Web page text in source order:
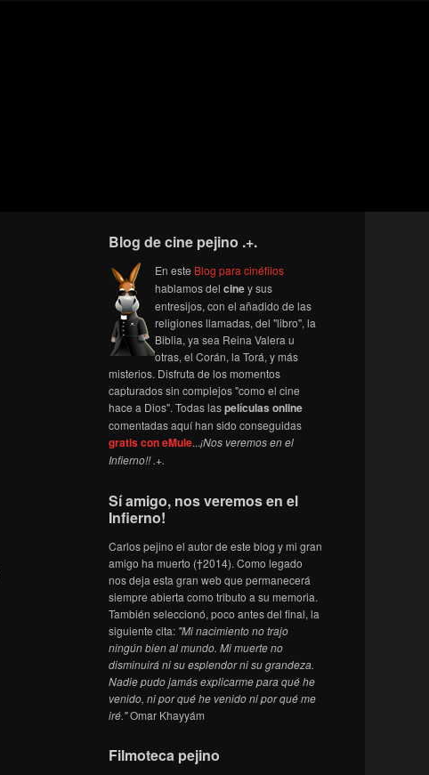
Blog de cine pejino .+.
En este Blog para cinéfilos
hablamos del ciney sus
entresijos, con el añadido de las
religiones llamadas, del "libro", la
Biblia, ya sea Reina Valera u
otras, el Corán, la Torá, y más
misterios. Disfruta de los momentos
capturados sin complejos "como el cine
hace a Dios". Todas laspelículas online
comentadas aquí han sido conseguidas
gratis con eMule...¡Nos veremos en el
Infierno!! .+.
Sí amigo, nos veremos en el
Infierno!
Carlos pejino el autor de este blog y mi gran
amigo ha muerto (†2014). Como legado
nos deja esta gran web que permanecerá
siempre abierta como tributo a su memoria.
También seleccionó, poco antes del final, la
siguiente cita: "Mi nacimiento no trajo
ningún bien al mundo. Mi muerte no
disminuirá ni su esplendor ni su grandeza.
Nadie pudo jamás explicarme para qué he
venido, ni por qué he venido ni por qué me
iré."Omar Khayyám
Filmoteca pejino